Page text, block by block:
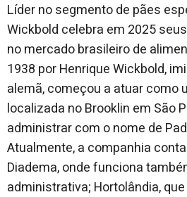
Líder no segmento de pães
Wickbold celebra em 2025
no mercado brasileiro de
1938 por Henrique Wickbold,
alemã, começou a atuar como
localizada no Brooklin em São
administrar com o nome de
Atualmente, a companhia
Diadema, onde funciona
administrativa; Hortolândia,